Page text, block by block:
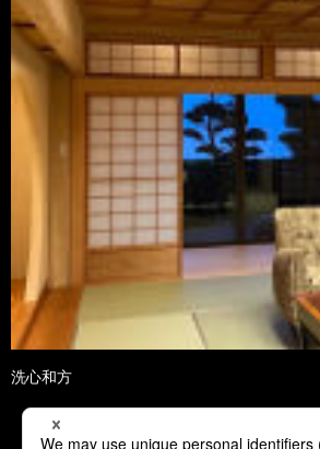
洗心和方